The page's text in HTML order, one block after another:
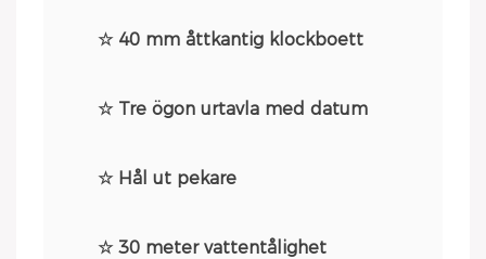
☆ 40 mm åttkantig klockboett
☆ Tre ögon urtavla med datum
☆ Hål ut pekare
☆ 30 meter vattentålighet